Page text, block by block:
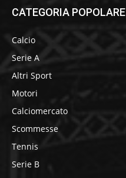
CATEGORIA POPOLARE
Calcio
Serie A
Altri Sport
Motori
Calciomercato
Scommesse
Tennis
Serie B